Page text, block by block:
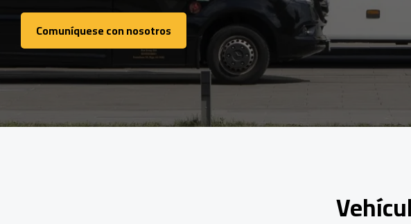
Comuníquese con nosotros
Comuníquese con nosotros